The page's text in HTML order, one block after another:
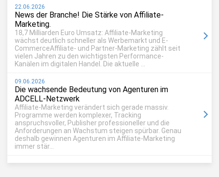
22.06.2026
News der Branche! Die Stärke von Affiliate-
Marketing.
18,7 Milliarden Euro Umsatz: Affiliate-Marketing
wächst deutlich schneller als Werbemarkt und E-
CommerceAffiliate- und Partner-Marketing zählt seit
vielen Jahren zu den wichtigsten Performance-
Kanälen im digitalen Handel. Die aktuelle ...
09.06.2026
Die wachsende Bedeutung von Agenturen im
ADCELL-Netzwerk
Affiliate-Marketing verändert sich gerade massiv.
Programme werden komplexer, Tracking
anspruchsvoller, Publisher professioneller und die
Anforderungen an Wachstum steigen spürbar. Genau
deshalb gewinnen Agenturen im Affiliate-Marketing
immer stär...